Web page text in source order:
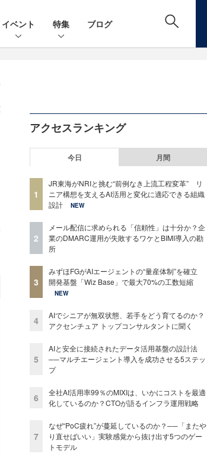
イベント 特集 ブログ
アクセスランキング
今日 月間
1
JR東海がNRIと挑む“前例なき上流工程変革” リ
ニア構想を支えるAI活用と変化に適応できる組織
設計
NEW
2
メール配信に求められる「信頼性」は十分か？企
業のDMARC運用が失敗するワケとBIMI導入の勘
所
3
みずほFGがAIエージェントの“量産体制”を確立
開発基盤「Wiz Base」で最大70%の工数短縮
NEW
4
AIでシニアが無双状態、若手をどう育てるのか？
アクセンチュア トップコンサルタントに聞く
5
AIと安全に接続されたデータ活用基盤の設計法
──マルチエージェント導入を成功させる5ステッ
プ
6
全社AI活用率99％のMIXIは、いかにコストを最適
化しているのか？CTOが語るインフラ運用戦略
7
なぜ“PoC疲れ”が蔓延しているのか？──「またや
り直せばいい」実験感覚から抜け出す5つのゲー
トモデル